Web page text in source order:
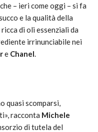
– ieri come oggi – si fa
e la qualità della
di oli essenziali da
irrinunciabile nei
e Chanel.
quasi scomparsi,
racconta Michele
di tutela del